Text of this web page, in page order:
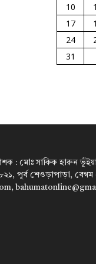
10
17
24
31
: মোঃ সাকিক হারুন
পূর্ব শেওড়াপাড়া,